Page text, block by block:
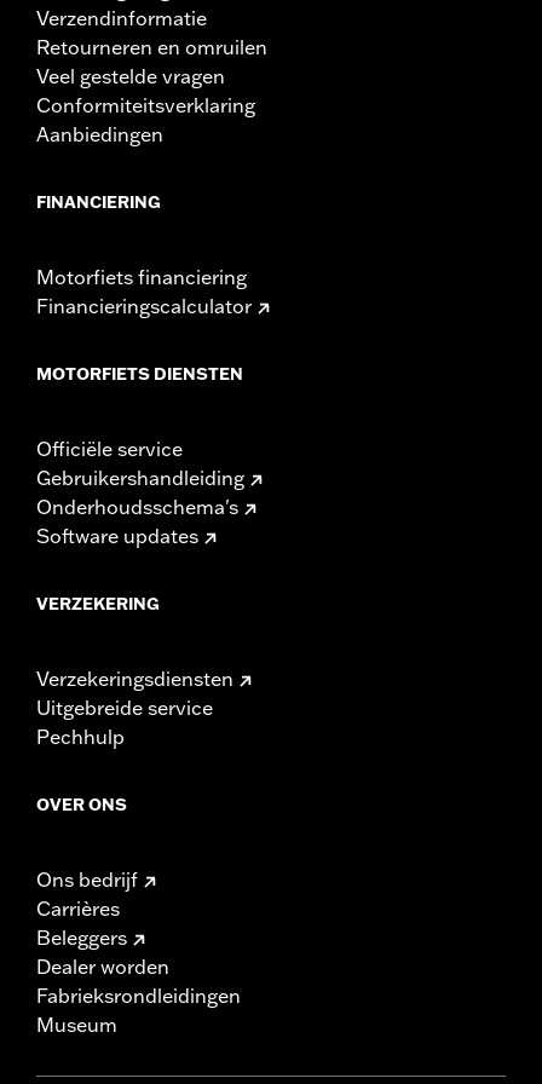
Verzendinformatie
Retourneren en omruilen
Veel gestelde vragen
Conformiteitsverklaring
Aanbiedingen
FINANCIERING
Motorfiets financiering
Financieringscalculator
MOTORFIETS DIENSTEN
Officiële service
Gebruikershandleiding
Onderhoudsschema's
Software updates
VERZEKERING
Verzekeringsdiensten
Uitgebreide service
Pechhulp
OVER ONS
Ons bedrijf
Carrières
Beleggers
Dealer worden
Fabrieksrondleidingen
Museum